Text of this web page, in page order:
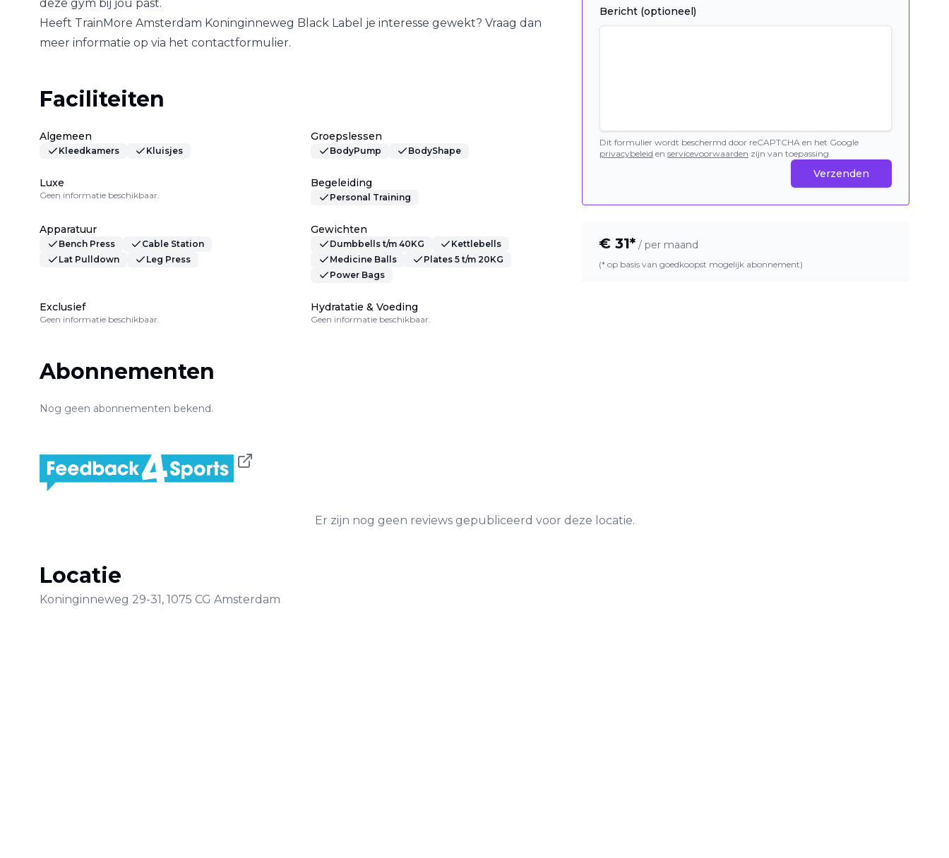
deze gym bij jou past.
Heeft TrainMore Amsterdam Koninginneweg Black Label je interesse gewekt? Vraag dan
meer informatie op via het contactformulier.
Faciliteiten
Algemeen
Kleedkamers Kluisjes
Groepslessen
BodyPump BodyShape
Luxe
Geen informatie beschikbaar.
Begeleiding
Personal Training
Apparatuur
Bench Press
Cable Station
Lat Pulldown
Leg Press
Gewichten
Dumbbells t/m 40KG
Kettlebells
Medicine Balls
Plates 5 t/m 20KG
Power Bags
Exclusief
Geen informatie beschikbaar.
Hydratatie & Voeding
Geen informatie beschikbaar.
Abonnementen
Nog geen abonnementen bekend.
Bericht (optioneel)
Dit formulier wordt beschermd door reCAPTCHA en het Google
privacybeleid en servicevoorwaarden zijn van toepassing.
Verzenden
€ 31* / per maand
(* op basis van goedkoopst mogelijk abonnement)
Er zijn nog geen reviews gepubliceerd voor deze locatie.
Locatie
Koninginneweg 29-31, 1075 CG Amsterdam